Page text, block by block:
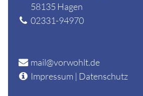
58135 Hagen
02331-94970
mail@vorwohlt.de
Impressum | Datenschutz